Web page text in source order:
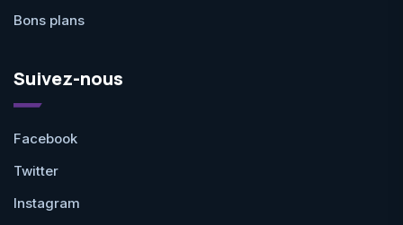
Bons plans
Suivez-nous
Facebook
Twitter
Instagram